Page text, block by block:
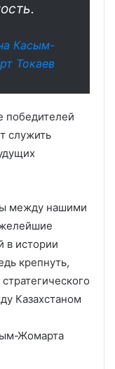
Касым-
Токаев
победителей
служить
между нашими
в истории
крепнуть,
Казахстаном
Жомарта